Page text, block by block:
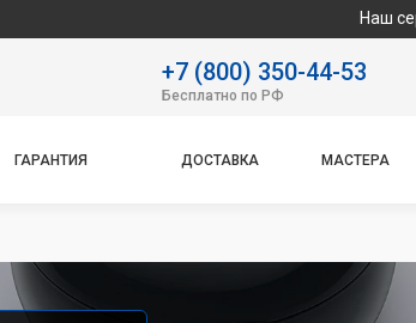
Наш сервисный
+7 (800) 350-44-53
Бесплатно по РФ
ГАРАНТИЯ ДОСТАВКА МАСТЕРА